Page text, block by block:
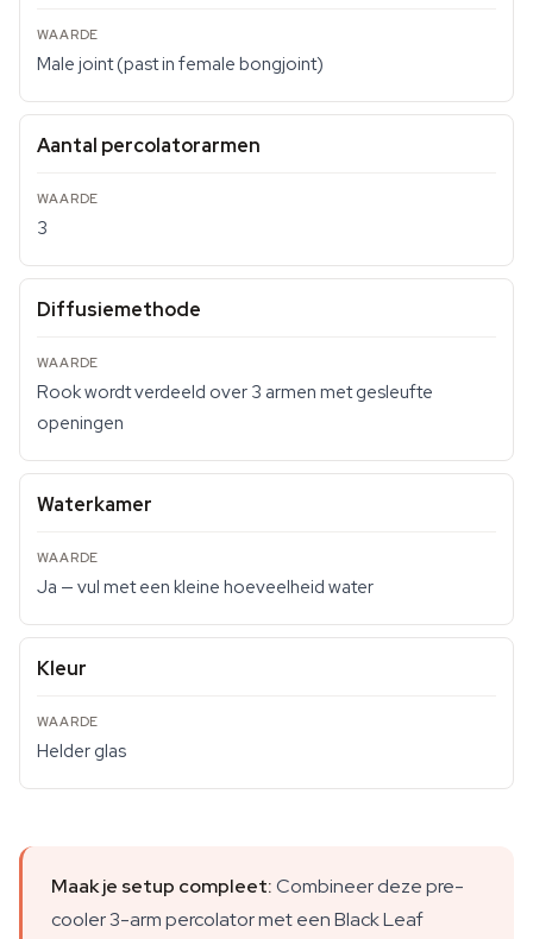
Male joint (past in female bongjoint)
Aantal percolatorarmen
3
Diffusiemethode
Rook wordt verdeeld over 3 armen met gesleufte
openingen
Waterkamer
Ja — vul met een kleine hoeveelheid water
Kleur
Helder glas
Maak je setup compleet:Combineer deze pre-
cooler 3-arm percolator met een Black Leaf